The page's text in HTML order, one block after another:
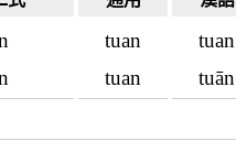
tuan
tuan
tuan
tuān